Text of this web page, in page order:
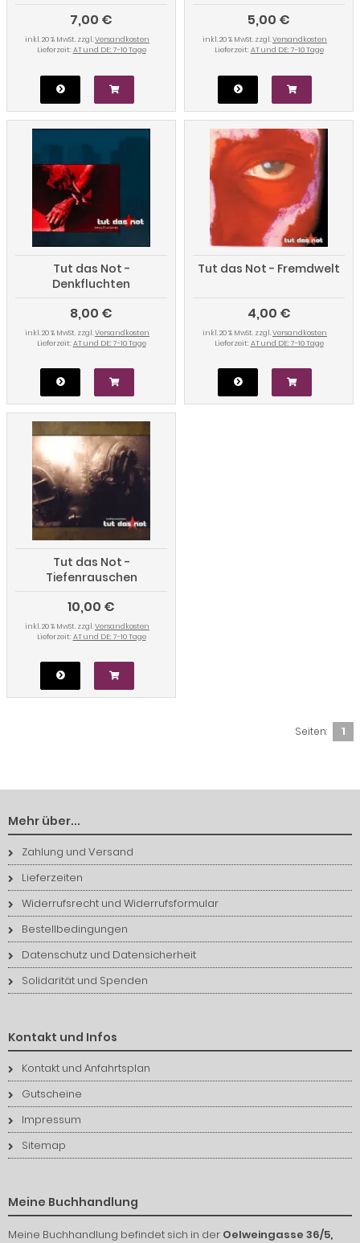
7,00 €
inkl. 20 % MwSt. zzgl.Versandkosten
Lieferzeit: AT und DE: 7-10 Tage
5,00 €
inkl. 20 % MwSt. zzgl.Versandkosten
Lieferzeit: AT und DE: 7-10 Tage
Tut das Not -
Denkfluchten
8,00 €
inkl. 20 % MwSt. zzgl.Versandkosten
Lieferzeit: AT und DE: 7-10 Tage
Tut das Not - Fremdwelt
4,00 €
inkl. 20 % MwSt. zzgl.Versandkosten
Lieferzeit: AT und DE: 7-10 Tage
Tut das Not -
Tiefenrauschen
10,00 €
inkl. 20 % MwSt. zzgl.Versandkosten
Lieferzeit: AT und DE: 7-10 Tage
Seiten: 1
Mehr über...
Zahlung und Versand
Lieferzeiten
Widerrufsrecht und Widerrufsformular
Bestellbedingungen
Datenschutz und Datensicherheit
Solidarität und Spenden
Kontakt und Infos
Kontakt und Anfahrtsplan
Gutscheine
Impressum
Sitemap
Meine Buchhandlung
Meine Buchhandlung befindet sich in der Oelweingasse 36/5,